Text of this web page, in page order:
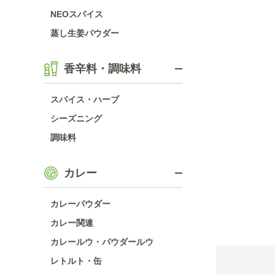
NEOスパイス
蒸し生姜パウダー
香辛料・調味料
スパイス・ハーブ
シーズニング
調味料
カレー
カレーパウダー
カレー関連
カレールウ・パウダールウ
レトルト・缶